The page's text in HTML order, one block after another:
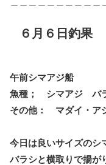
６月６日釣果
午前シマアジ船
魚種； シマアジ バ
その他： マダイ・ア
今日は良いサイズのシ
バラシと横取りで揚が